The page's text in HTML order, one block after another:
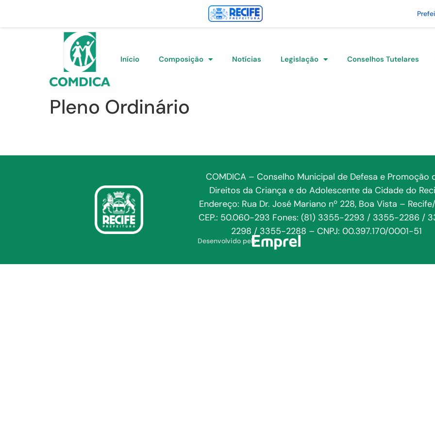
Início Composição Notícias Legislação Conselhos Tutelares
Pleno Ordinário
COMDICA – Conselho Municipal de Defesa e Promoção
Direitos da Criança e do Adolescente da Cidade do
Endereço: Rua Dr. José Mariano nº 228, Boa Vista –
CEP.: 50.060-293 Fones: (81) 3355-2293 / 3355-2286 /
2298 / 3355-2288 – CNPJ: 00.397.170/0001-51
Desenvolvido pela